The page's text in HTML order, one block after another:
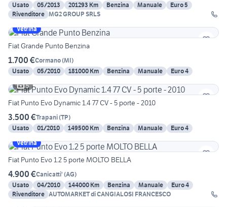
Usato
05/2013 201293 Km Benzina Manuale
Euro 5
Rivenditore MG2 GROUP SRLS
Vetrina
Fiat Grande Punto Benzina
1.700 €Cormano(MI)
Usato
05/2010 181000 Km Benzina Manuale
Euro 4
5
Fiat Punto Evo Dynamic 1.4 77 CV - 5 porte - 2010
3.500 €Trapani(TP)
Usato
01/2010 149500 Km Benzina Manuale
Euro 4
Vetrina
Fiat Punto Evo 1.2 5 porte MOLTO BELLA
4.900 €Canicatti' (AG)
Usato
04/2010 144000 Km Benzina Manuale
Euro 4
Rivenditore AUTOMARKET di CANGIALOSI FRANCESCO